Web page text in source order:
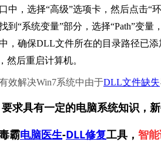
中，选择“高级”选项卡，然后点击“环
到“系统变量”部分，选择“Path”变量
，确保DLL文件所在的目录路径已
然后重启计算机。
效解决Win7系统中由于DLL文件缺失
求具有一定的电脑系统知识，
霸电脑医生-DLL修复工具， 智能